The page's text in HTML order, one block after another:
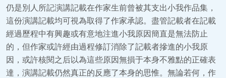
仍是別人所記演講記載在作家生前曾被其支出小我作品集，
這份演講記載均可視為取得了作家承認。盡管記載者在記載
經過歷程中有興趣或有意地注進小我原因簡直是無法防止
的，但作家或許經由過程修訂消除了記載者摻進的小我原
因，或許核閱之后以為這些原因無損于本身不雅點的正確表
達，演講記載仍然真正的反應了本身的思惟。無論若何，作